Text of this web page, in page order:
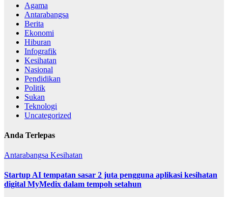
Agama
Antarabangsa
Berita
Ekonomi
Hiburan
Infografik
Kesihatan
Nasional
Pendidikan
Politik
Sukan
Teknologi
Uncategorized
Anda Terlepas
Antarabangsa Kesihatan
Startup AI tempatan sasar 2 juta pengguna aplikasi kesihatan
digital MyMedix dalam tempoh setahun